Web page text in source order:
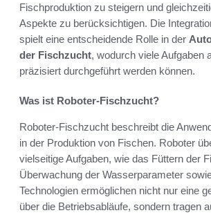
Fischproduktion zu steigern und
Aspekte zu berücksichtigen. Die
spielt eine entscheidende Rolle in der
der Fischzucht, wodurch viele Aufgaben
präzisiert durchgeführt werden können.
Was ist Roboter-Fischzucht?
Roboter-Fischzucht beschreibt die
in der Produktion von Fischen. Roboter
vielseitige Aufgaben, wie das Füttern der
Überwachung der Wasserparameter
Technologien ermöglichen nicht nur eine
über die Betriebsabläufe, sondern tragen